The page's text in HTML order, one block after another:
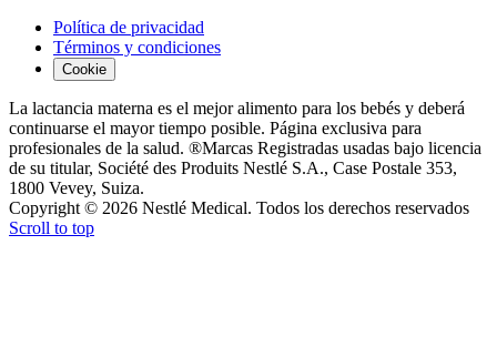
Política de privacidad
Términos y condiciones
Cookie
La lactancia materna es el mejor alimento para los bebés y deberá
continuarse el mayor tiempo posible. Página exclusiva para
profesionales de la salud. ®Marcas Registradas usadas bajo licencia
de su titular, Société des Produits Nestlé S.A., Case Postale 353,
1800 Vevey, Suiza.
Copyright © 2026 Nestlé Medical. Todos los derechos reservados
Scroll to top